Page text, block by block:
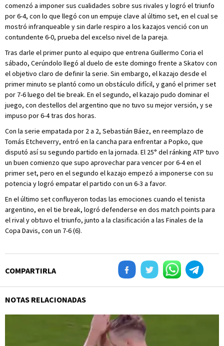
comenzó a imponer sus cualidades sobre sus rivales y logró el triunfo
por 6-4, con lo que llegó con un empuje clave al último set, en el cual se
mostró infranqueable y sin darle respiro a los kazajos venció con un
contundente 6-0, prueba del excelso nivel de la pareja.
Tras darle el primer punto al equipo que entrena Guillermo Coria el
sábado, Cerúndolo llegó al duelo de este domingo frente a Skatov con
el objetivo claro de definir la serie. Sin embargo, el kazajo desde el
primer minuto se plantó como un obstáculo difícil, y ganó el primer set
por 7-6 luego del tie break. En el segundo, el kazajo pudo dominar el
juego, con destellos del argentino que no tuvo su mejor versión, y se
impuso por 6-4 tras dos horas.
Con la serie empatada por 2 a 2, Sebastián Báez, en reemplazo de
Tomás Etcheverry, entró en la cancha para enfrentar a Popko, que
disputó así su segundo partido en la jornada. El 25° del ránking ATP tuvo
un buen comienzo que supo aprovechar para vencer por 6-4 en el
primer set, pero en el segundo el kazajo empezó a imponerse con su
potencia y logró empatar el partido con un 6-3 a favor.
En el último set confluyeron todas las emociones cuando el tenista
argentino, en el tie break, logró defenderse en dos match points para
el rival y obtuvo el triunfo, junto a la clasificación a las Finales de la
Copa Davis, con un 7-6 (6).
COMPARTIRLA
NOTAS RELACIONADAS